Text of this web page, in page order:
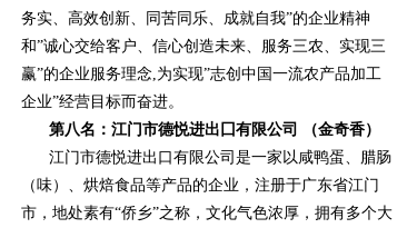
务实、高效创新、同苦同乐、成就自我”的企业精神
和”诚心交给客户、信心创造未来、服务三农、实现三
赢”的企业服务理念,为实现”志创中国一流农产品加工
企业”经营目标而奋进。
第八名：江门市德悦进出囗有限公司 （金奇香）
江门市德悦进出口有限公司是一家以咸鸭蛋、腊肠
（味）、烘焙食品等产品的企业，注册于广东省江门
市，地处素有“侨乡”之称，文化气色浓厚，拥有多个大